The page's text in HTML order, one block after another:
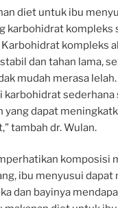
diet untuk ibu
karbohidrat kompleks
Karbohidrat kompleks
dan tahan lama,
mudah merasa
karbohidrat sederhana
yang dapat
tambah dr. Wulan.
komposisi
ibu menyusui dapat
dan bayinya